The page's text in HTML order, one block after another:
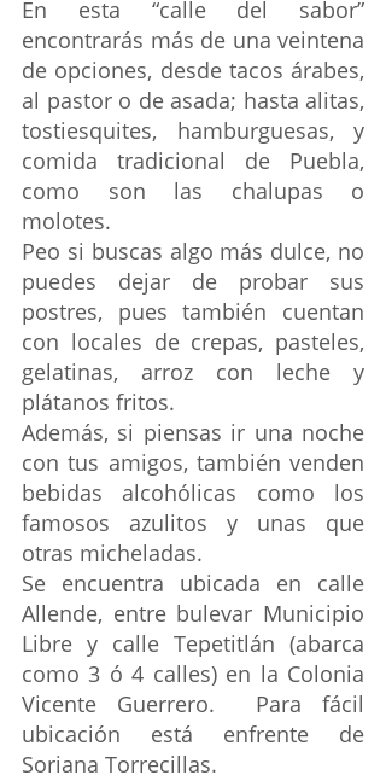
En esta “calle del sabor”
encontrarás más de una veintena
de opciones, desde tacos árabes,
al pastor o de asada; hasta alitas,
tostiesquites, hamburguesas, y
comida tradicional de Puebla,
como son las chalupas o
molotes.
Peo si buscas algo más dulce, no
puedes dejar de probar sus
postres, pues también cuentan
con locales de crepas, pasteles,
gelatinas, arroz con leche y
plátanos fritos.
Además, si piensas ir una noche
con tus amigos, también venden
bebidas alcohólicas como los
famosos azulitos y unas que
otras micheladas.
Se encuentra ubicada en calle
Allende, entre bulevar Municipio
Libre y calle Tepetitlán (abarca
como 3 ó 4 calles) en la Colonia
Vicente Guerrero.  Para fácil
ubicación está enfrente de
Soriana Torrecillas.